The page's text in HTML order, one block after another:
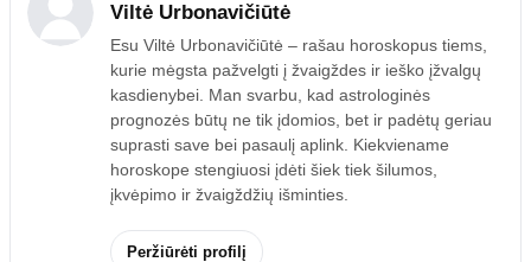
Viltė Urbonavičiūtė
Esu Viltė Urbonavičiūtė – rašau horoskopus tiems,
kurie mėgsta pažvelgti į žvaigždes ir ieško įžvalgų
kasdienybei. Man svarbu, kad astrologinės
prognozės būtų ne tik įdomios, bet ir padėtų geriau
suprasti save bei pasaulį aplink. Kiekviename
horoskope stengiuosi įdėti šiek tiek šilumos,
įkvėpimo ir žvaigždžių išminties.
Peržiūrėti profilį